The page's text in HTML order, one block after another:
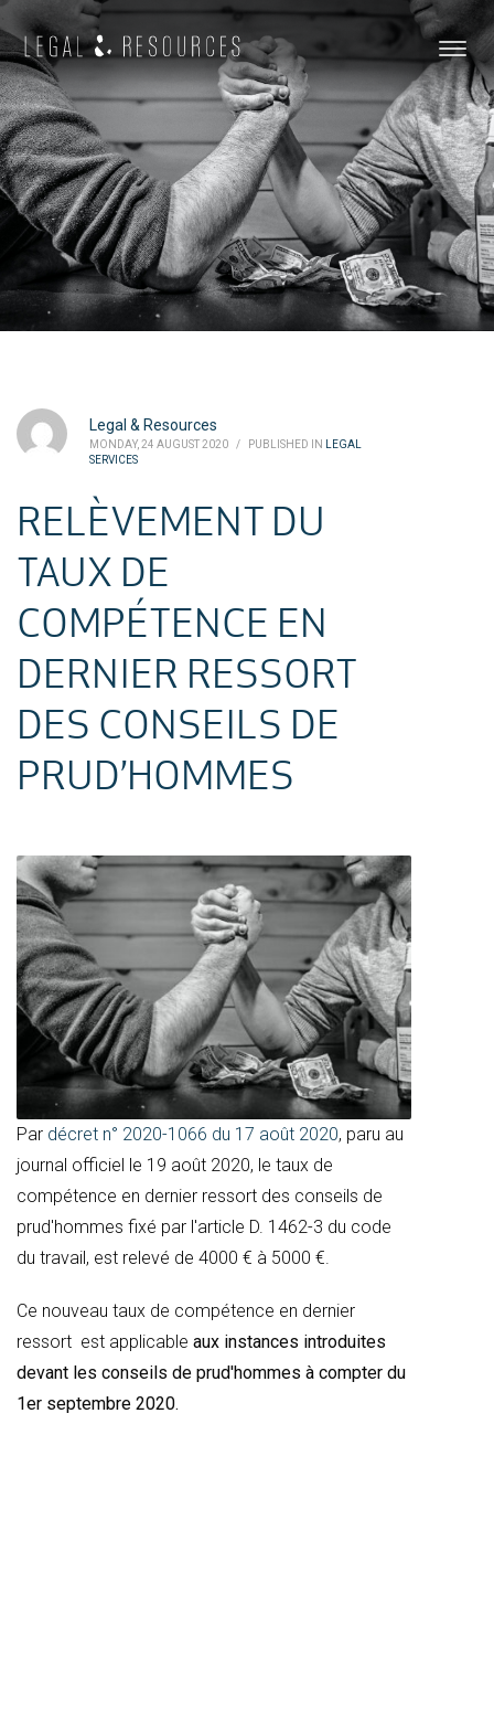
Legal & Resources
MONDAY, 24 AUGUST 2020 / PUBLISHED IN
LEGAL
SERVICES
RELÈVEMENT DU
TAUX DE
COMPÉTENCE EN
DERNIER RESSORT
DES CONSEILS DE
PRUD’HOMMES
Par décret n° 2020-1066 du 17 août 2020, paru au
journal officiel le 19 août 2020, le taux de
compétence en dernier ressort des conseils de
prud'hommes fixé par l'article D. 1462-3 du code
du travail, est relevé de 4000 € à 5000 €.
Ce nouveau taux de compétence en dernier
ressort est applicable aux instances introduites
devant les conseils de prud'hommes à compter du
1er septembre 2020.